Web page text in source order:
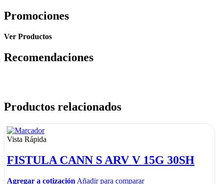
Promociones
Ver Productos
Recomendaciones
Productos relacionados
Vista Rápida
FISTULA CANN S ARV V 15G 30SH
Agregar a cotización Añadir para comparar